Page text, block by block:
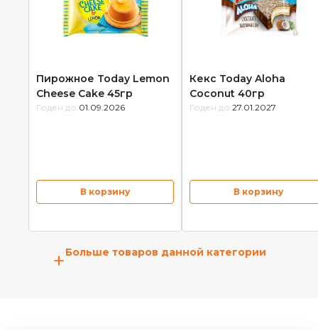
Пирожное Today Lemon
Cheese Cake 45гр
Годен до: 01.09.2026
В корзину
Кекс Today Aloha
Coconut 40гр
Годен до: 27.01.2027
В корзину
+Больше товаров данной категории